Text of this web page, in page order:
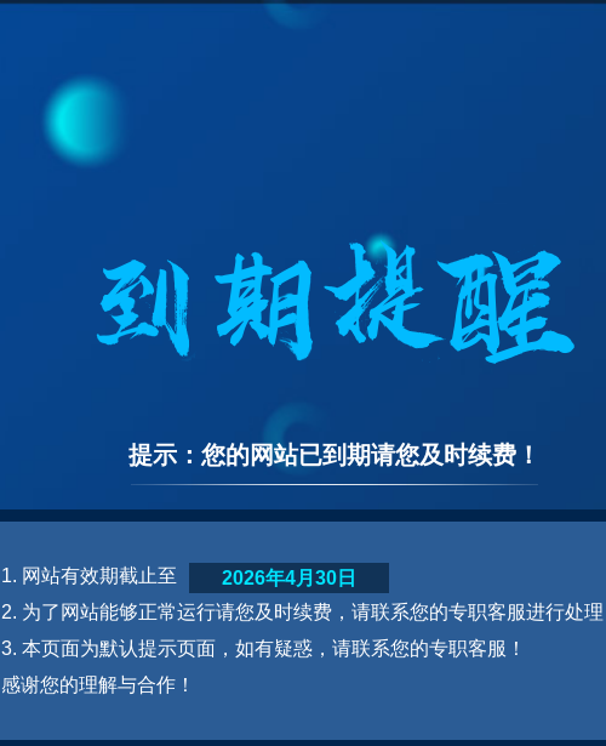
提示：您的网站已到期请您及时续费！
1. 网站有效期截止至
2. 为了网站能够正常运行请您及时续费，请联系您的专职客服进行处
3. 本页面为默认提示页面，如有疑惑，请联系您的专职客服！
感谢您的理解与合作！
2026年4月30日